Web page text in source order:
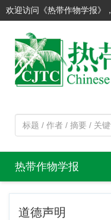
欢迎访问《热带作物学报》，
热带作物学报
道德声明